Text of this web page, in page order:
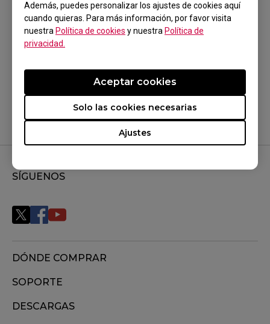
Además, puedes personalizar los ajustes de cookies aquí
cuando quieras. Para más información, por favor visita
nuestra Política de cookies y nuestra Política de
privacidad.
Ajustes
Solo las cookies necesarias
Aceptar cookies
No
SÍGUENOS
DÓNDE COMPRAR
SOPORTE
DESCARGAS